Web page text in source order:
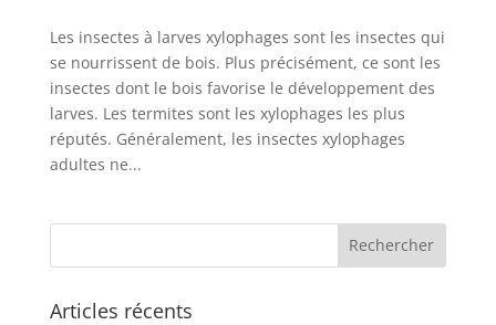
Les insectes à larves xylophages sont les insectes qui
se nourrissent de bois. Plus précisément, ce sont les
insectes dont le bois favorise le développement des
larves. Les termites sont les xylophages les plus
réputés. Généralement, les insectes xylophages
adultes ne...
Articles récents